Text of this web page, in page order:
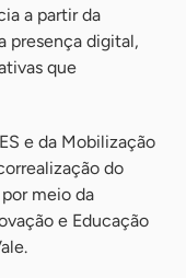
a partir da
presença digital,
que
e da Mobilização
do
meio da
e Educação